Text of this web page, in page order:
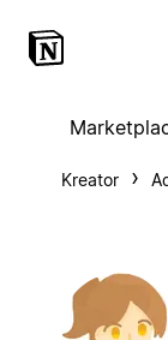
Kreator